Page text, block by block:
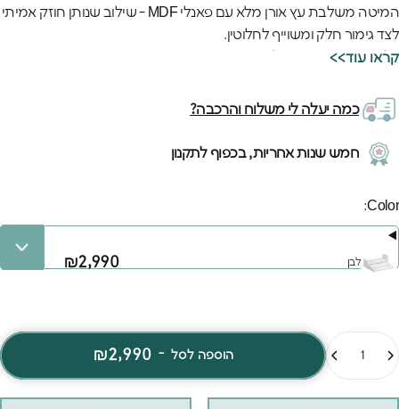
המיטה משלבת עץ אורן מלא עם פאנלי MDF - שילוב שנותן חוזק אמיתי
לצד גימור חלק ומשוייף לחלוטין.
כל הפינות במיטה עגולות ומשויפות והמיטה עומדת בתקני בטיחות
המיטה כוללת:
1. שתי מיטות חבר נשלפות (על גלגלים). כשלא משתמשים בהן - פשוט
דוחפים אותן בקלות פנימה.
<<קראו עוד
כמה יעלה לי משלוח והרכבה?
חמש שנות אחריות, בכפוף לתקנון
Color
Color:
לבן ₪2,990
הוספה לסל -
₪2,990